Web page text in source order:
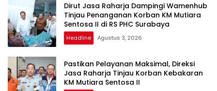
Dirut Jasa Raharja Dampingi Wamenhub
Tinjau Penanganan Korban KM Mutiara
Sentosa II di RS PHC Surabaya
Headline Agustus 3, 2026
Pastikan Pelayanan Maksimal, Direksi
Jasa Raharja Tinjau Korban Kebakaran
KM Mutiara Sentosa II